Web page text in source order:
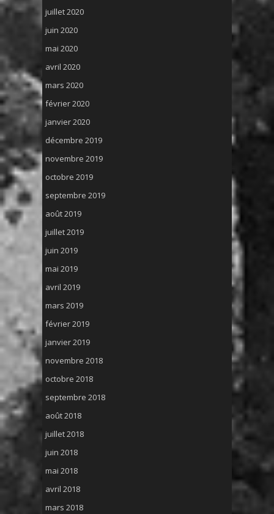
juillet 2020
juin 2020
mai 2020
avril 2020
mars 2020
février 2020
janvier 2020
décembre 2019
novembre 2019
octobre 2019
septembre 2019
août 2019
juillet 2019
juin 2019
mai 2019
avril 2019
mars 2019
février 2019
janvier 2019
novembre 2018
octobre 2018
septembre 2018
août 2018
juillet 2018
juin 2018
mai 2018
avril 2018
mars 2018